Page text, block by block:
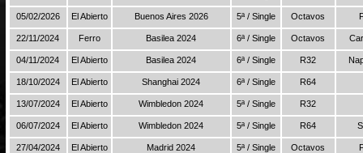
05/02/2026 El Abierto Buenos Aires 2026 5ª / Single Octavos
22/11/2024 Ferro Basilea 2024 6ª / Single Octavos
04/11/2024 El Abierto Basilea 2024 6ª / Single R32
18/10/2024 El Abierto Shanghai 2024 6ª / Single R64
13/07/2024 El Abierto Wimbledon 2024 5ª / Single R32
06/07/2024 El Abierto Wimbledon 2024 5ª / Single R64
27/04/2024 El Abierto Madrid 2024 5ª / Single Octavos